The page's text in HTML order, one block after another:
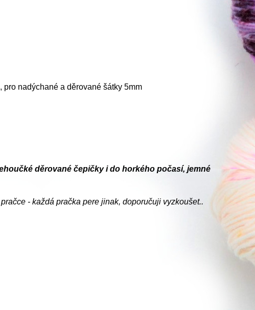
nadýchané a děrované šátky 5mm
děrované čepičky i do horkého počasí, jemné
- každá pračka pere jinak, doporučuji vyzkoušet..